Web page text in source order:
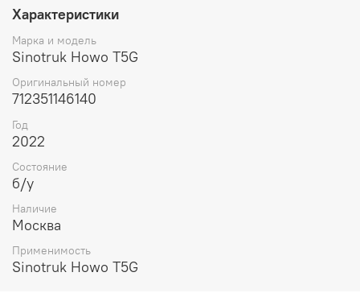
Характеристики
Марка и модель
Sinotruk Howo T5G
Оригинальный номер
712351146140
Год
2022
Состояние
б/у
Наличие
Москва
Применимость
Sinotruk Howo T5G